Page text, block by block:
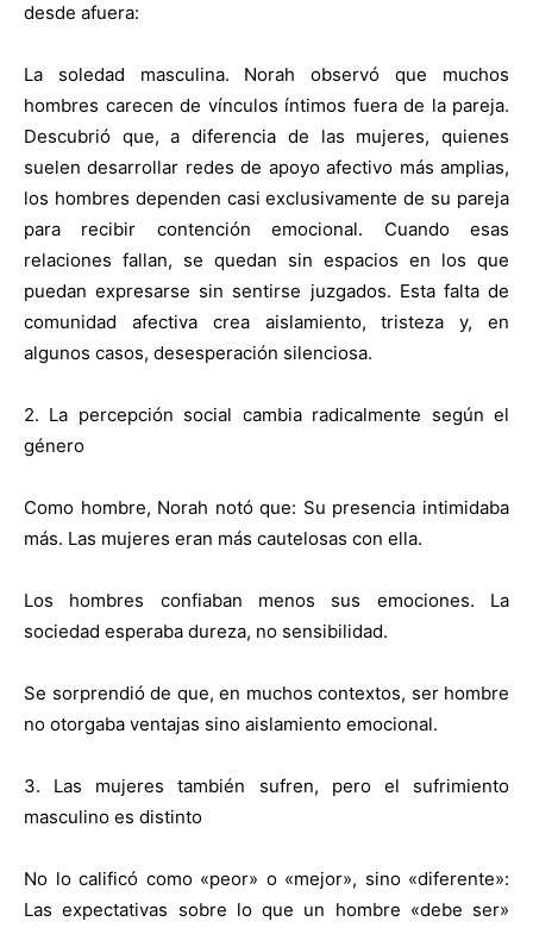
desde afuera:
La soledad masculina. Norah observó que muchos
hombres carecen de vínculos íntimos fuera de la pareja.
Descubrió que, a diferencia de las mujeres, quienes
suelen desarrollar redes de apoyo afectivo más amplias,
los hombres dependen casi exclusivamente de su pareja
para recibir contención emocional. Cuando esas
relaciones fallan, se quedan sin espacios en los que
puedan expresarse sin sentirse juzgados. Esta falta de
comunidad afectiva crea aislamiento, tristeza y, en
algunos casos, desesperación silenciosa.
2. La percepción social cambia radicalmente según el
género
Como hombre, Norah notó que: Su presencia intimidaba
más. Las mujeres eran más cautelosas con ella.
Los hombres confiaban menos sus emociones. La
sociedad esperaba dureza, no sensibilidad.
Se sorprendió de que, en muchos contextos, ser hombre
no otorgaba ventajas sino aislamiento emocional.
3. Las mujeres también sufren, pero el sufrimiento
masculino es distinto
No lo calificó como «peor» o «mejor», sino «diferente»:
Las expectativas sobre lo que un hombre «debe ser»